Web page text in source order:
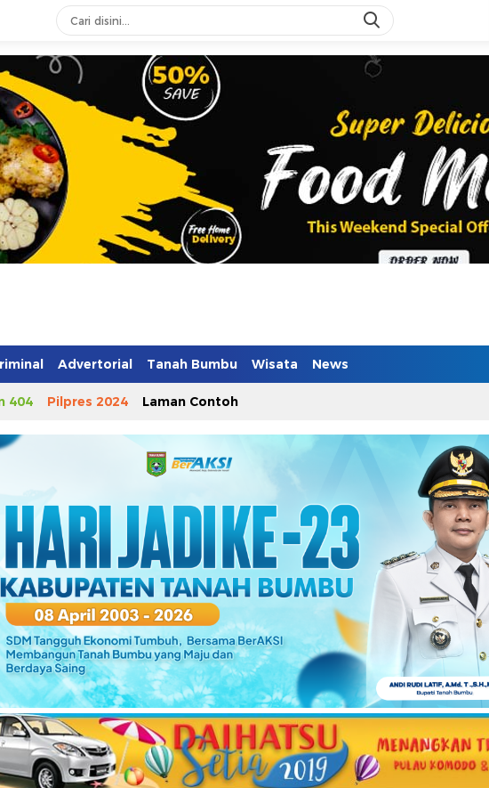
Advertorial Tanah Bumbu Wisata News
404 Pilpres 2024 Laman Contoh